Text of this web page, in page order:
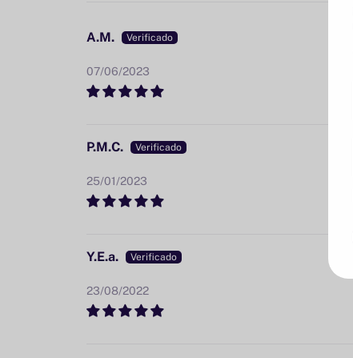
07/06/2023
A.M.
25/01/2023
P.M.C.
23/08/2022
Y.E.a.